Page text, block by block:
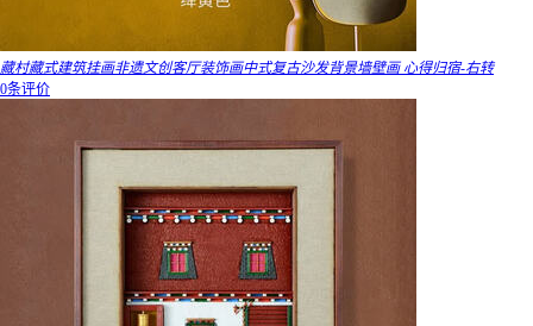
藏村藏式建筑挂画非遗文创客厅装饰画中式复古沙发背景墙壁画 心得归宿-右转
0条评价